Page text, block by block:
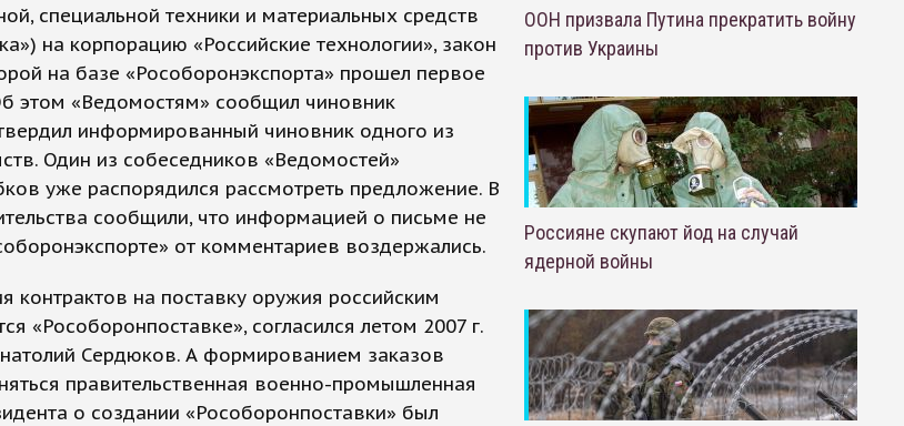
специальной техники и материальных средств
на корпорацию «Российские технологии», закон
на базе «Рособоронэкспорта» прошел первое
этом «Ведомостям» сообщил чиновник
информированный чиновник одного из
Один из собеседников «Ведомостей»
уже распорядился рассмотреть предложение. В
сообщили, что информацией о письме не
от комментариев воздержались.
контрактов на поставку оружия российским
«Рособоронпоставке», согласился летом 2007 г.
Сердюков. А формированием заказов
правительственная военно-промышленная
о создании «Рособоронпоставки» был
ООН призвала Путина прекратить войну
против Украины
Россияне скупают йод на случай
ядерной войны